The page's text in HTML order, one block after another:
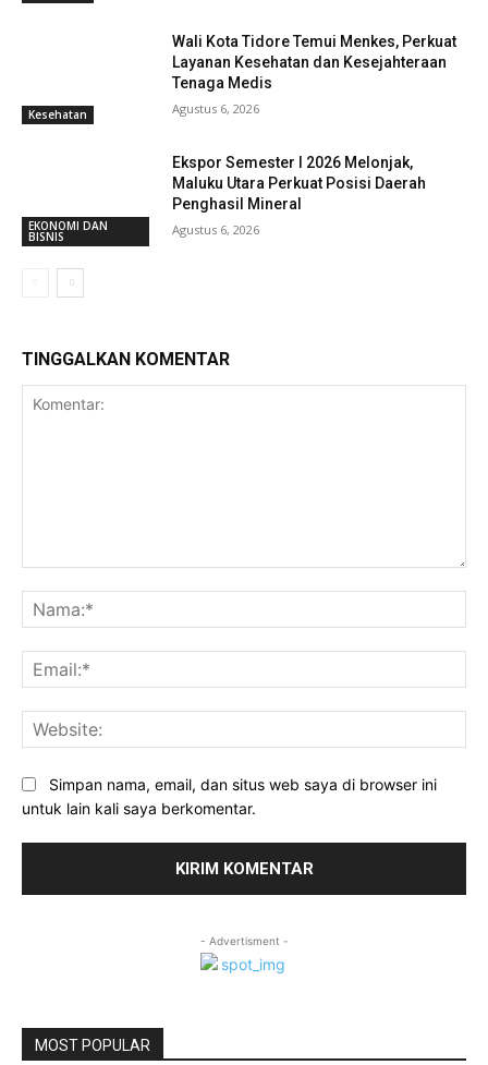
Kesehatan
Wali Kota Tidore Temui Menkes, Perkuat
Layanan Kesehatan dan Kesejahteraan
Tenaga Medis
Agustus 6, 2026
EKONOMI DAN
BISNIS
Ekspor Semester I 2026 Melonjak,
Maluku Utara Perkuat Posisi Daerah
Penghasil Mineral
Agustus 6, 2026
TINGGALKAN KOMENTAR
Simpan nama, email, dan situs web saya di browser ini
untuk lain kali saya berkomentar.
- Advertisment -
MOST POPULAR